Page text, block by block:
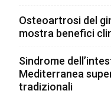
Osteoartrosi del
mostra benefici
Sindrome
Mediterranea
tradizionali